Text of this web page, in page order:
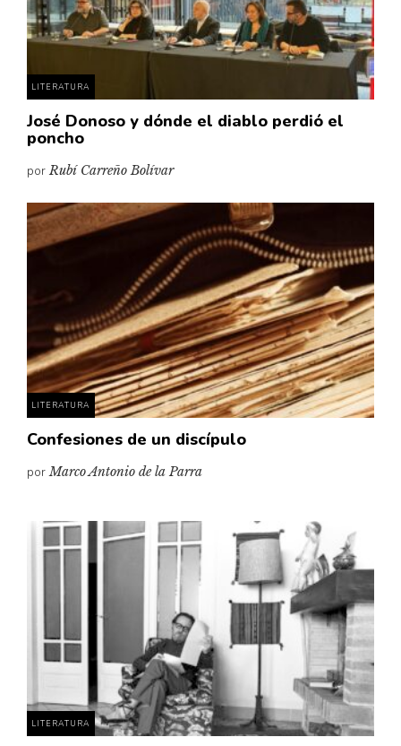
Pensamiento ilustrado
Personaje
Política
Relecturas
Sociedad
Vidas paralelas
Voces y lecturas
LITERATURA
José Donoso y dónde el diablo perdió el
poncho
porRubí Carreño Bolívar
LITERATURA
Confesiones de un discípulo
porMarco Antonio de la Parra
LITERATURA